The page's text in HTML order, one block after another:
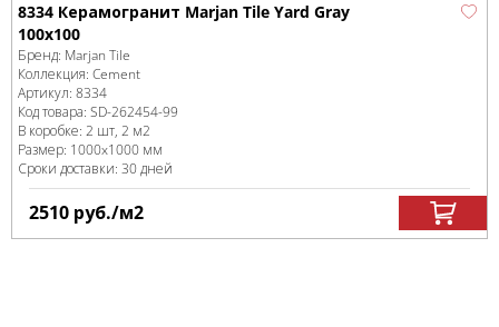
8334 Керамогранит Marjan Tile Yard Gray
100x100
Бренд: Marjan Tile
Коллекция: Cement
Артикул: 8334
Код товара: SD-262454-99
В коробке: 2 шт, 2 м2
Размер: 1000x1000 мм
Сроки доставки: 30 дней
2510 руб./м2